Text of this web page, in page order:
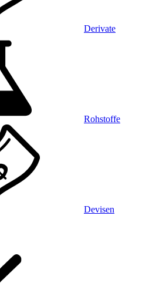
Derivate
Rohstoffe
Devisen